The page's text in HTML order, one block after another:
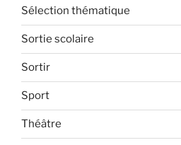
Sélection thématique
Sortie scolaire
Sortir
Sport
Théâtre